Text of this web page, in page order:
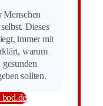
Menschen
Dieses
immer mit
warum
sollten.